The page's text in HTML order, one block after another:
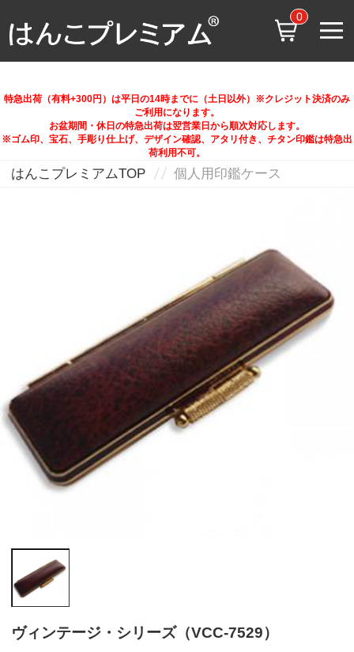
0
特急出荷（有料+300円）は平日の14時までに（土日以外）※クレジット決済のみ
ご利用になります。
お盆期間・休日の特急出荷は翌営業日から順次対応します。
※ゴム印、宝石、手彫り仕上げ、デザイン確認、アタリ付き、チタン印鑑は特急出
荷利用不可。
はんこプレミアムTOP 個人用印鑑ケース
ヴィンテージ・シリーズ（VCC-7529）